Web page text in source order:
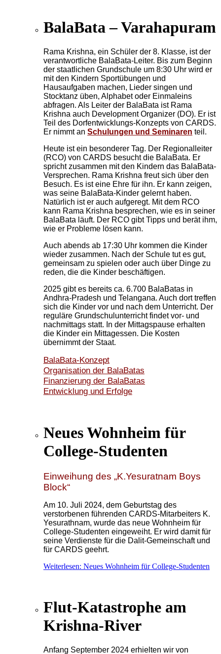
BalaBata – Varahapuram
Rama Krishna, ein Schüler der 8. Klasse, ist der
verantwortliche BalaBata-Leiter. Bis zum Beginn
der staatlichen Grundschule um 8:30 Uhr wird er
mit den Kindern Sportübungen und
Hausaufgaben machen, Lieder singen und
Stocktanz üben, Alphabet oder Einmaleins
abfragen. Als Leiter der BalaBata ist Rama
Krishna auch Development Organizer (DO). Er ist
Teil des Dorfentwicklungs-Konzepts von CARDS.
Er nimmt an Schulungen und Seminaren teil.
Heute ist ein besonderer Tag. Der Regionalleiter
(RCO) von CARDS besucht die BalaBata. Er
spricht zusammen mit den Kindern das BalaBata-
Versprechen. Rama Krishna freut sich über den
Besuch. Es ist eine Ehre für ihn. Er kann zeigen,
was seine BalaBata-Kinder gelernt haben.
Natürlich ist er auch aufgeregt. Mit dem RCO
kann Rama Krishna besprechen, wie es in seiner
BalaBata läuft. Der RCO gibt Tipps und berät ihm,
wie er Probleme lösen kann.
Auch abends ab 17:30 Uhr kommen die Kinder
wieder zusammen. Nach der Schule tut es gut,
gemeinsam zu spielen oder auch über Dinge zu
reden, die die Kinder beschäftigen.
2025 gibt es bereits ca. 6.700 BalaBatas in
Andhra-Pradesh und Telangana. Auch dort treffen
sich die Kinder vor und nach dem Unterricht. Der
reguläre Grundschulunterricht findet vor- und
nachmittags statt. In der Mittagspause erhalten
die Kinder ein Mittagessen. Die Kosten
übernimmt der Staat.
BalaBata-Konzept
Organisation der BalaBatas
Finanzierung der BalaBatas
Entwicklung und Erfolge
Neues Wohnheim für
College-Studenten
Einweihung des „K.Yesuratnam Boys
Block“
Am 10. Juli 2024, dem Geburtstag des
verstorbenen führenden CARDS-Mitarbeiters K.
Yesurathnam, wurde das neue Wohnheim für
College-Studenten eingeweiht. Er wird damit für
seine Verdienste für die Dalit-Gemeinschaft und
für CARDS geehrt.
Weiterlesen: Neues Wohnheim für College-Studenten
Flut-Katastrophe am
Krishna-River
Anfang September 2024 erhielten wir von